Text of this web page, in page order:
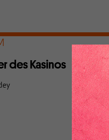
des Kasinos